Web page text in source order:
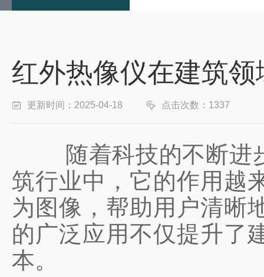
红外热像仪在建筑
更新时间：2025-04-18 点击次数：1337
随着科技的不断进
筑行业中，它的作用越
为图像，帮助用户清晰
的广泛应用不仅提升了
本。